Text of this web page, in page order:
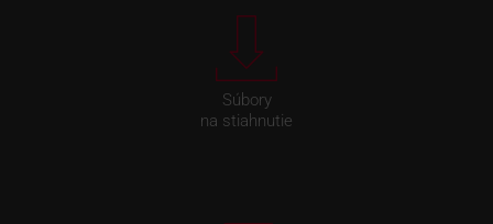
Súbory
na stiahnutie